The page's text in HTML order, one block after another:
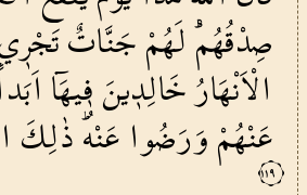
صِدْقُهُمْۜلَهُمْجَنَّاتٌ
الْاَنْهَارُخَالِد۪ينَف۪يهَٓا
عَنْهُمْوَرَضُواعَنْهُۜذٰلِكَ ١١٩